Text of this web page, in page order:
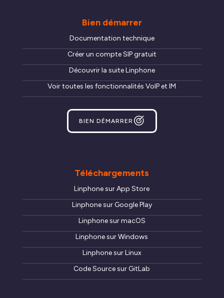
Bien démarrer
Documentation technique
Créer un compte SIP gratuit
Découvrir la suite Linphone
Voir toutes les fonctionnalités VoIP et IM
BIEN DÉMARRER
Téléchargements
Linphone sur App Store
Linphone sur Google Play
Linphone sur macOS
Linphone sur Windows
Linphone sur Linux
Code Source sur GitLab